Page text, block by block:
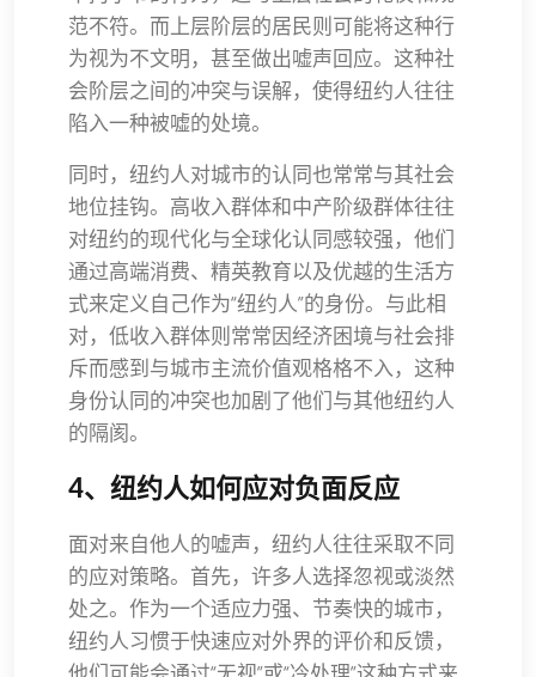
范不符。而上层阶层的居民则可能将这种行
为视为不文明，甚至做出嘘声回应。这种社
会阶层之间的冲突与误解，使得纽约人往往
陷入一种被嘘的处境。
同时，纽约人对城市的认同也常常与其社会
地位挂钩。高收入群体和中产阶级群体往往
对纽约的现代化与全球化认同感较强，他们
通过高端消费、精英教育以及优越的生活方
式来定义自己作为“纽约人”的身份。与此相
对，低收入群体则常常因经济困境与社会排
斥而感到与城市主流价值观格格不入，这种
身份认同的冲突也加剧了他们与其他纽约人
的隔阂。
4、纽约人如何应对负面反应
面对来自他人的嘘声，纽约人往往采取不同
的应对策略。首先，许多人选择忽视或淡然
处之。作为一个适应力强、节奏快的城市，
纽约人习惯于快速应对外界的评价和反馈，